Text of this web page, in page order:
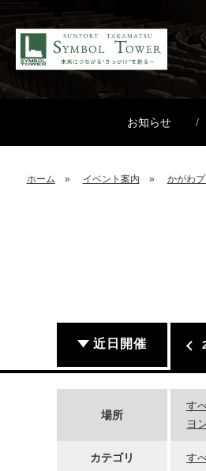
お知らせ
ホーム イベント案内 かがわ
近日開催
場所
す
ヨ
カテゴリ す